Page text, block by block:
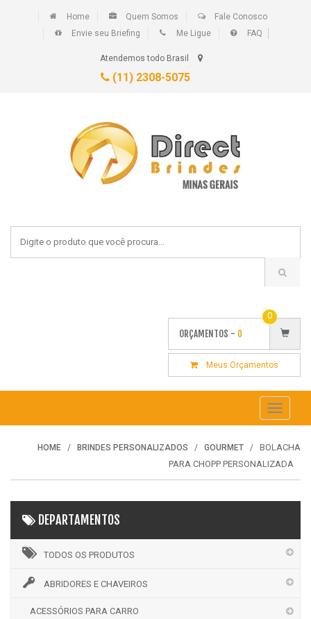
Home Quem Somos
Fale Conosco
Envie seu Briefing
Me Ligue FAQ
Atendemos todo Brasil
(11) 2308-5075
ORÇAMENTOS - 0
0
Meus Orçamentos
Toggle
HOME BRINDES PERSONALIZADOS GOURMET
BOLACHA
PARA CHOPP PERSONALIZADA
DEPARTAMENTOS
TODOS OS PRODUTOS
ABRIDORES E CHAVEIROS
ACESSÓRIOS PARA CARRO